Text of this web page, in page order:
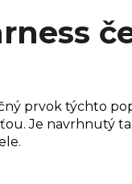
prvok týchto
Je navrhnutý